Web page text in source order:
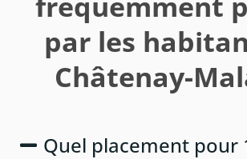
par les
Châtenay-
Quel placement pour